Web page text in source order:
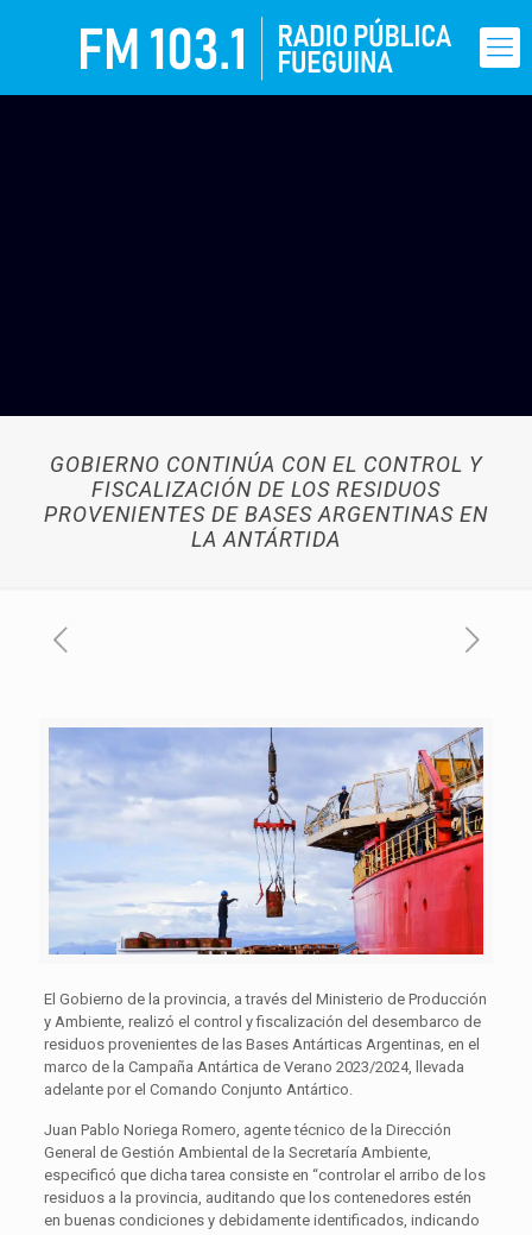
GOBIERNO CONTINÚA CON EL CONTROL Y
FISCALIZACIÓN DE LOS RESIDUOS
PROVENIENTES DE BASES ARGENTINAS EN
LA ANTÁRTIDA
El Gobierno de la provincia, a través del Ministerio de Producción
y Ambiente, realizó el control y fiscalización del desembarco de
residuos provenientes de las Bases Antárticas Argentinas, en el
marco de la Campaña Antártica de Verano 2023/2024, llevada
adelante por el Comando Conjunto Antártico.
Juan Pablo Noriega Romero, agente técnico de la Dirección
General de Gestión Ambiental de la Secretaría Ambiente,
especificó que dicha tarea consiste en “controlar el arribo de los
residuos a la provincia, auditando que los contenedores estén
en buenas condiciones y debidamente identificados, indicando